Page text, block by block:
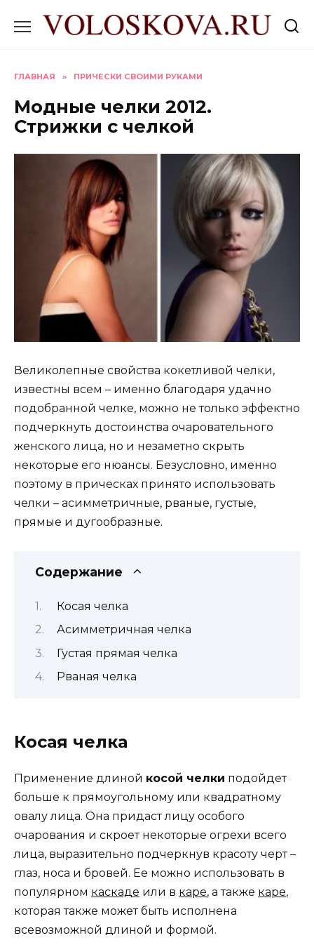
ГЛАВНАЯ » ПРИЧЕСКИ СВОИМИ РУКАМИ
Модные челки 2012.
Стрижки с челкой
Великолепные свойства кокетливой челки,
известны всем – именно благодаря удачно
подобранной челке, можно не только эффектно
подчеркнуть достоинства очаровательного
женского лица, но и незаметно скрыть
некоторые его нюансы. Безусловно, именно
поэтому в прическах принято использовать
челки – асимметричные, рваные, густые,
прямые и дугообразные.
Содержание
Косая челка
Асимметричная челка
Густая прямая челка
Рваная челка
Косая челка
Применение длиной косой челки подойдет
больше к прямоугольному или квадратному
овалу лица. Она придаст лицу особого
очарования и скроет некоторые огрехи всего
лица, выразительно подчеркнув красоту черт –
глаз, носа и бровей. Ее можно использовать в
популярном каскаде или в каре, а также каре,
которая также может быть исполнена
всевозможной длиной и формой.